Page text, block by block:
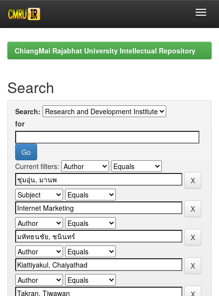
navigationChiangMai Rajabhat University Intellectual Repository
Search
Search:
for
Current filters: